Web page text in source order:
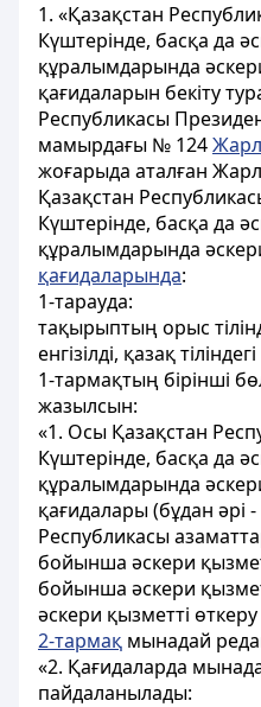
1. «Қазақстан
Күштерінде, басқа да
құралымдарында
қағидаларын бекіту
Республикасы
мамырдағы № 124
жоғарыда аталған
Қазақстан
Күштерінде, басқа да
құралымдарында
қағидаларында:
1-тарауда:
тақырыптың орыс
енгізілді, қазақ
1-тармақтың бірінші
жазылсын:
«1. Осы Қазақстан
Күштерінде, басқа да
құралымдарында
қағидалары (бұдан әрі
Республикасы
бойынша әскери
бойынша әскери
әскери қызметті
2-тармақ мынадай
«2. Қағидаларда
пайдаланылады: